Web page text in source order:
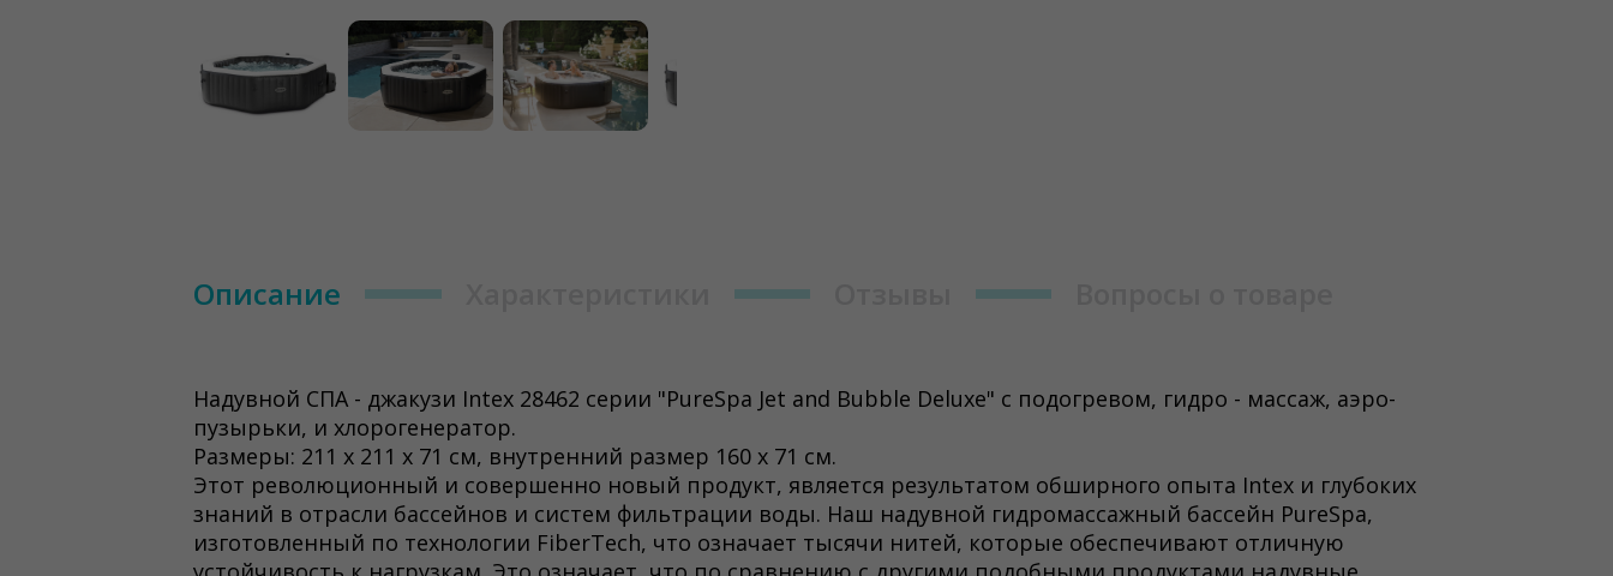
Описание
Надувной СПА - джакузи Intex 28462 серии "PureSpa Jet and Bubble Deluxe" с подогревом, гидро - массаж, аэро-
пузырьки, и хлорогенератор.
Размеры: 211 х 211 х 71 см, внутренний размер 160 х 71 см.
Этот революционный и совершенно новый продукт, является результатом обширного опыта Intex и глубоких
знаний в отрасли бассейнов и систем фильтрации воды. Наш надувной гидромассажный бассейн PureSpa,
изготовленный по технологии FiberTech, что означает тысячи нитей, которые обеспечивают отличную